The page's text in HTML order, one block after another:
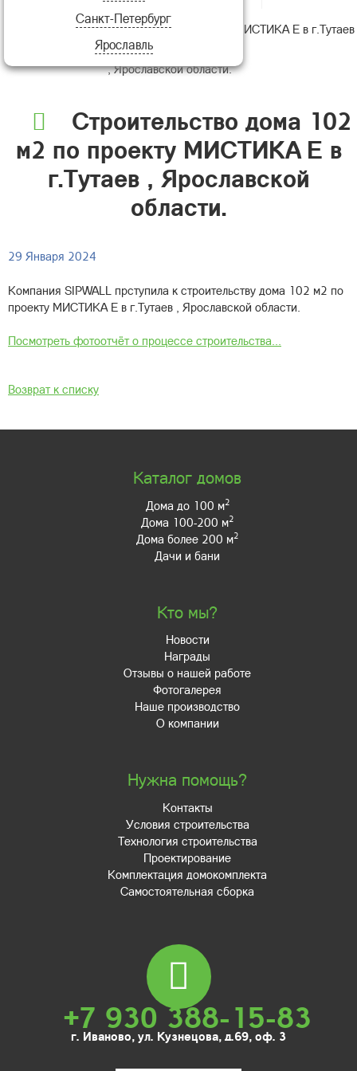
Санкт-Петербург
Ярославль
Строительство дома 102 м2 по проекту МИСТИКА Е в г.Тутаев
, Ярославской области.
Строительство дома 102
м2 по проекту МИСТИКА Е в
г.Тутаев , Ярославской
области.
29 Января 2024
Компания SIPWALL прступила к cтроительству дома 102 м2 по
проекту МИСТИКА Е в г.Тутаев , Ярославской области.
Посмотреть фотоотчёт о процессе строительства...
Возврат к списку
Каталог домов
Дома до 100 м2
Дома 100-200 м2
Дома более 200 м2
Дачи и бани
Кто мы?
Новости
Награды
Отзывы о нашей работе
Фотогалерея
Наше производство
О компании
Нужна помощь?
Контакты
Условия строительства
Технология строительства
Проектирование
Комплектация домокомплекта
Самостоятельная сборка
+7 930 388-15-83
г. Иваново, ул. Кузнецова, д.69, оф. 3